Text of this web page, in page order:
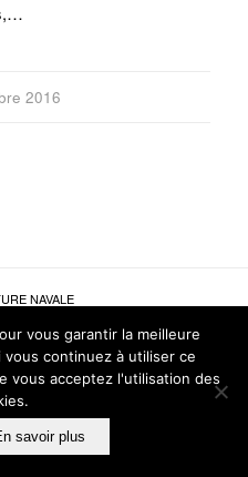
2016
NAVALE
vous garantir la meilleure
continuez à utiliser ce
vous acceptez l'utilisation des
savoir plus